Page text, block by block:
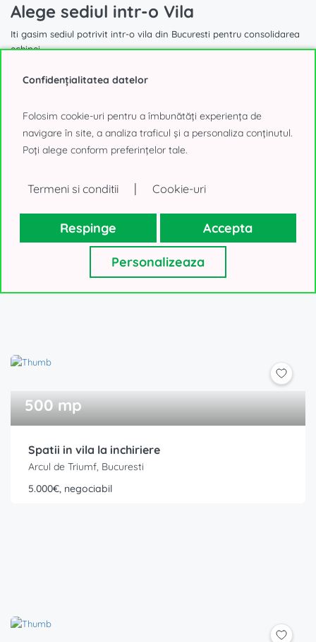
Alege sediul intr-o Vila
Iti gasim sediul potrivit intr-o vila din Bucuresti pentru consolidarea
echipei
1.740 mp
Birouri de inchiriat in vila
40.000€, negociabil
500 mp
Spatii in vila la inchiriere
Arcul de Triumf, Bucuresti
5.000€, negociabil
Confidențialitatea datelor
Folosim cookie-uri pentru a îmbunătăți experiența de
navigare în site, a analiza traficul și a personaliza conținutul.
Poți alege conform preferințelor tale.
Termeni si conditii | Cookie-uri
Respinge Accepta
Personalizeaza